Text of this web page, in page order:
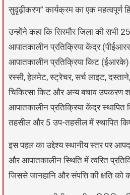
सुदृढ़ीकरण” कार्यक्रम का एक महत्वपूर्ण
उन्होंने कहा कि सिरमौर जिला की सभी
आपातकालीन प्रतिक्रिया केंद्र
आपातकालीन प्रतिक्रिया किट (ईआरके)
रस्सी, हेलमेट, स्ट्रेचर, सर्च लाइट,
चिकित्सा किट और अन्य बचाव उपकरण
आपातकालीन प्रतिक्रिया केंद्र स्थापित
तहसील और 5 उप-तहसील में स्थापित
इस पहल का उद्देश्य स्थानीय स्तर पर
और आपातकालीन स्थिति में त्वरित
जिससे जानहानि और संपत्ति की क्षति